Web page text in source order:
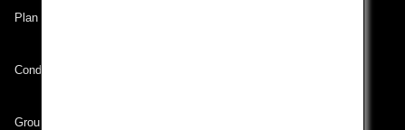
Plan du site
Conditions de transport
Groupe ANA